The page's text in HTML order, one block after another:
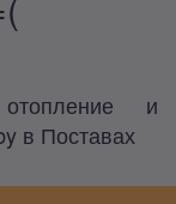
и
в Поставах